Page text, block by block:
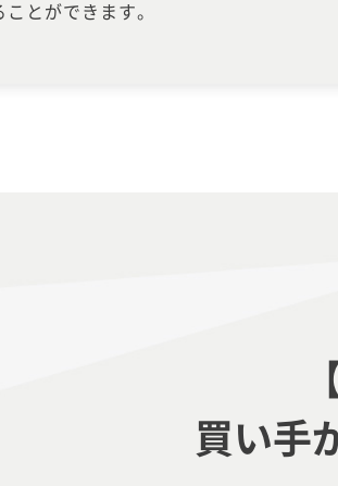
とができます。
買い手